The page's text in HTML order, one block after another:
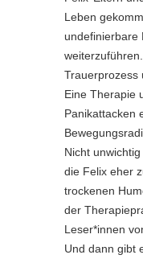
Leben
undefinierbare
Trauerprozess
Eine Therapie
Panikattacken
Nicht
die Felix eher
trockenen
der
Leser*innen
Und dann gibt